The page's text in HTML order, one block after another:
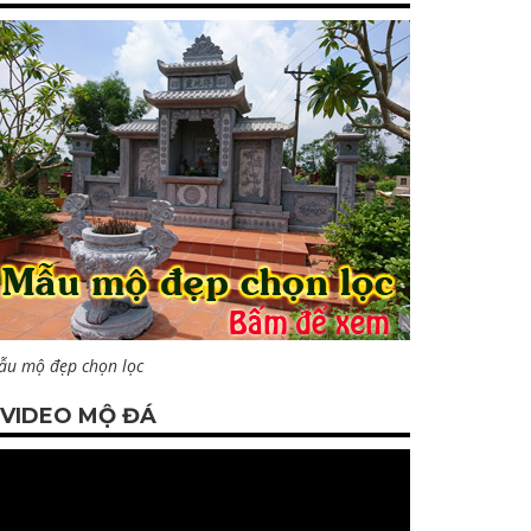
mộ đẹp chọn lọc
VIDEO MỘ ĐÁ